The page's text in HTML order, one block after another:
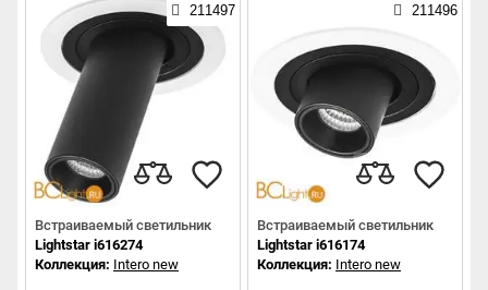
211497
Встраиваемый светильник
Lightstar i616274
Коллекция: Intero new
211496
Встраиваемый светильник
Lightstar i616174
Коллекция: Intero new